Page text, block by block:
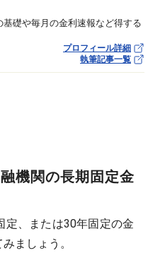
礎や毎月の金利速報など得する
プロフィール詳細
執筆記事一覧
機関の長期固定金
定、または30年固定の金
ましょう。